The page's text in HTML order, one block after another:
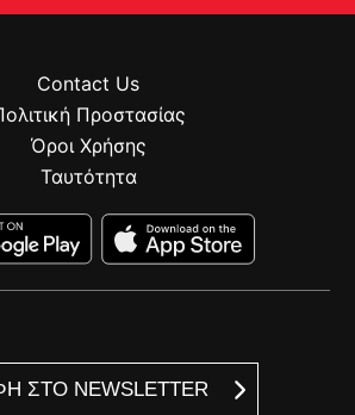
ΣΤΟ NEWSLETTER
Contact Us
Προστασίας
Όροι Χρήσης
Ταυτότητα